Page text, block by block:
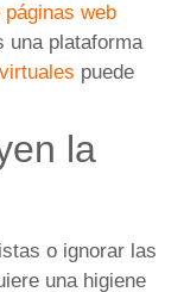
web
una plataforma
puede
la
o ignorar las
una higiene